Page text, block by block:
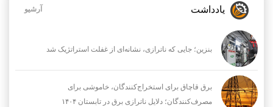
یادداشت آرشیو
بنزین؛ جایی که ناترازی، نشانه‌ای از غفلت استراتژیک شد
برق قاچاق برای استخراج‌کنندگان، خاموشی برای
مصرف‌کنندگان؛ دلایل ناترازی برق در تابستان ۱۴۰۴